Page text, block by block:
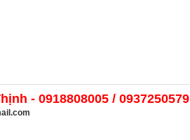
- 0918808005 / 0937250579